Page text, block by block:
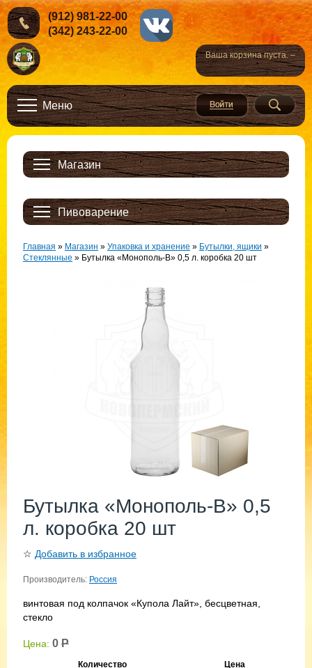
Ваша корзина пуста. –
(912) 981-22-00
(342) 243-22-00
Меню
Магазин
Пивоварение
Главная » Магазин » Упаковка и хранение » Бутылки, ящики »
Стеклянные » Бутылка «Монополь-В» 0,5 л. коробка 20 шт
Бутылка «Монополь-В» 0,5
л. коробка 20 шт
☆ Добавить в избранное
Производитель: Россия
винтовая под колпачок «Купола Лайт», бесцветная,
стекло
Цена: 0 Р
Количество
Цена